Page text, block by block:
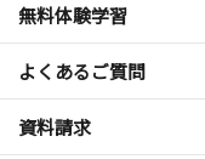
無料体験学習
よくあるご質問
資料請求